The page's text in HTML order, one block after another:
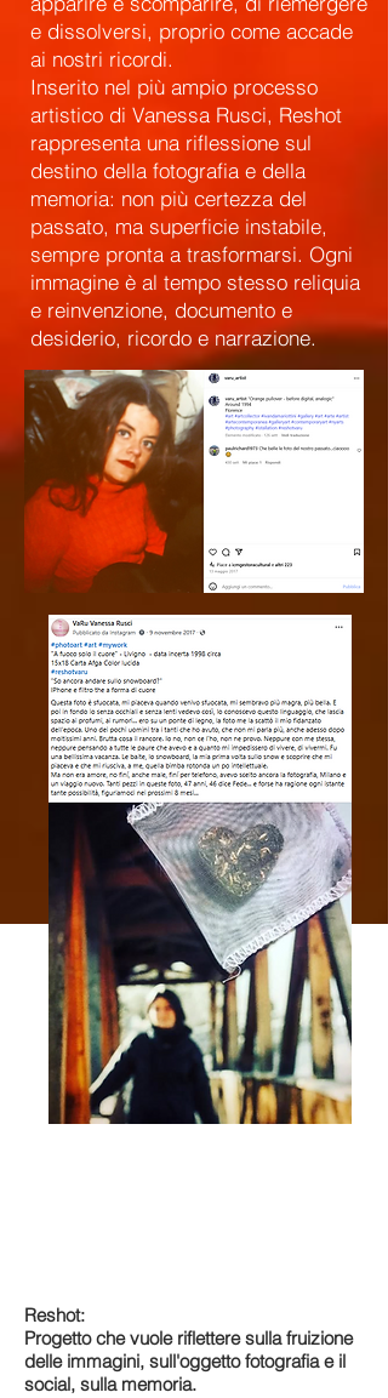
e dissolversi, proprio come accade
ai nostri ricordi.
Inserito nel più ampio processo
artistico di Vanessa Rusci, Reshot
rappresenta una riflessione sul
destino della fotografia e della
memoria: non più certezza del
passato, ma superficie instabile,
sempre pronta a trasformarsi. Ogni
immagine è al tempo stesso reliquia
e reinvenzione, documento e
desiderio, ricordo e narrazione.
Reshot:
Progetto che vuole riflettere sulla fruizione
delle immagini, sull'oggetto fotografia e il
social, sulla memoria.